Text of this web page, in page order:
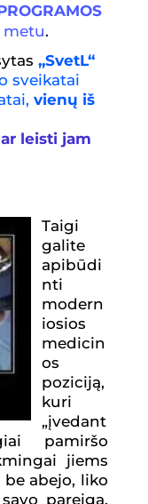
.
„SvetL“
sveikatai
vienų iš
leisti jam
Taigi
galite
apibūdi
nti
modern
iosios
medicin
os
poziciją,
kuri
„įvedant
pamiršo
jiems
abejo, liko
pareigą,